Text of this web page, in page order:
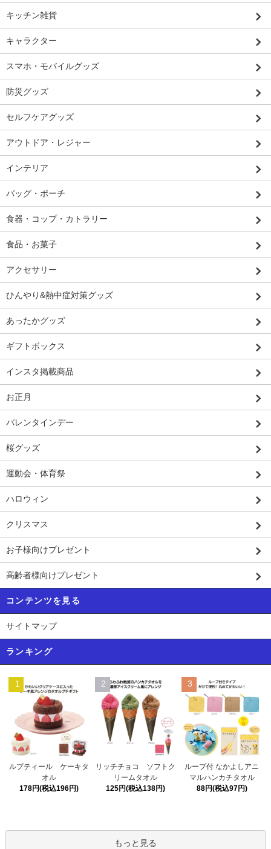
キッチン雑貨
キャラクター
スマホ・モバイルグッズ
防災グッズ
セルフケアグッズ
アウトドア・レジャー
インテリア
バッグ・ポーチ
食器・コップ・カトラリー
食品・お菓子
アクセサリー
ひんやり&熱中症対策グッズ
あったかグッズ
ギフトボックス
インスタ掲載商品
お正月
バレンタインデー
桜グッズ
運動会・体育祭
ハロウィン
クリスマス
お子様向けプレゼント
高齢者様向けプレゼント
コンテンツを見る
サイトマップ
ランキング
1
ルプティール ケーキタ
オル
178円(税込196円)
2
リッチチョコ ソフトク
リームタオル
125円(税込138円)
3
ループ付 なかよしアニ
マルハンカチタオル
88円(税込97円)
もっと見る